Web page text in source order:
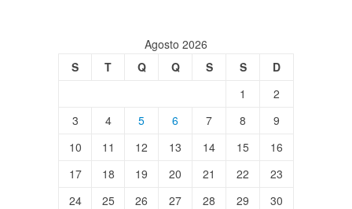
Agosto 2026
S
T Q Q S S
D
1
2
3
4 5 6 7 8
9
10
11 12 13 14 15
16
17
18 19 20 21 22
23
24
25 26 27 28 29
30